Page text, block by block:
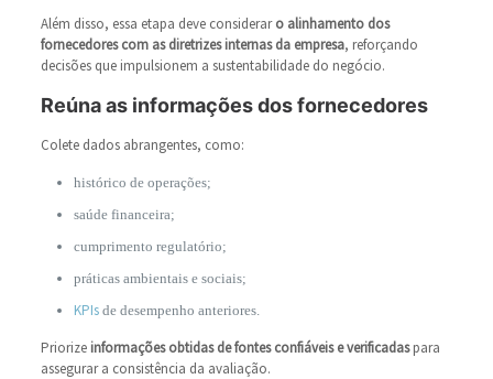
Além disso, essa etapa deve consideraro alinhamento dos
fornecedores com as diretrizes internas da empresa, reforçando
decisões que impulsionem a sustentabilidade do negócio.
Reúna as informações dos fornecedores
Colete dados abrangentes, como:
histórico de operações;
saúde financeira;
cumprimento regulatório;
práticas ambientais e sociais;
KPIsde desempenho anteriores.
Priorize informações obtidas de fontes confiáveis e verificadaspara
assegurar a consistência da avaliação.